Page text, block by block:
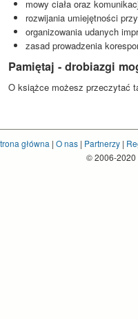
mowy ciała oraz
rozwijania umiejętności
organizowania udanych
zasad prowadzenia
Pamiętaj - drobiazgi
O książce możesz przeczytać
główna | O nas| Partnerzy|
© 2006-2020